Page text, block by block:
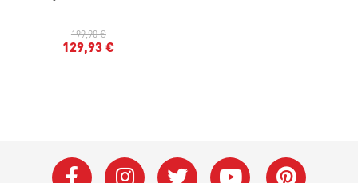
199,90 €
129,93 €